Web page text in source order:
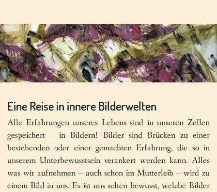
Eine Reise in innere Bilderwelten
Alle Erfahrungen unseres Lebens sind in unseren Zellen
gespeichert – in Bildern! Bilder sind Brücken zu einer
bestehenden oder einer gemachten Erfahrung, die so in
unserem Unterbewusstsein verankert werden kann. Alles
was wir aufnehmen – auch schon im Mutterleib – wird zu
einem Bild in uns. Es ist uns selten bewusst, welche Bilder